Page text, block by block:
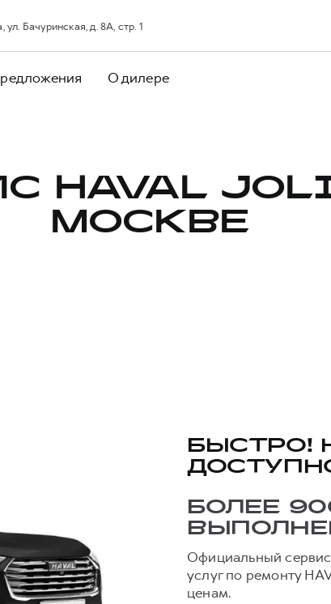
Бачуринская, д. 8А, стр. 1
О дилере
HAVAL
МОСКВЕ
БЫСТРО!
БОЛЕЕ
Официальный
услуг по ремонту
ценам.